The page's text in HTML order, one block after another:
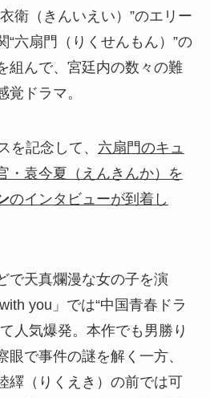
衛（きんいえい）”のエリー
“六扇門（りくせんもん）”の
組んで、宮廷内の数々の難
覚ドラマ。
を記念して、 六扇門のキュ
・袁今夏（えんきんか）を
のインタビューが到着し
で天真爛漫な女の子を演
you」では“中国青春ドラ
人気爆発。本作でも男勝り
眼で事件の謎を解く一方、
繹（りくえき）の前では可